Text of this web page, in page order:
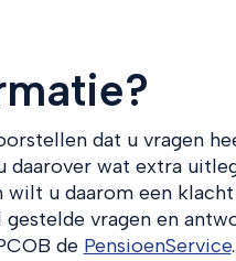
dat u vragen
daarover wat extra
wilt u daarom een
vragen en
de PensioenService.